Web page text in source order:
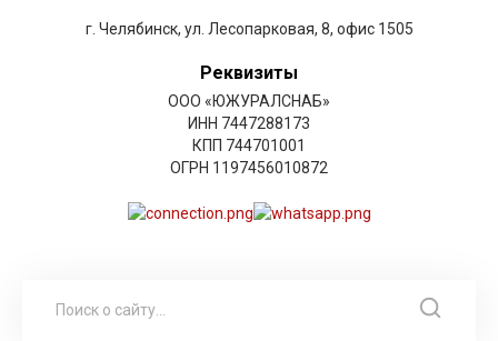
г. Челябинск, ул. Лесопарковая, 8, офис 1505
Реквизиты
ООО «ЮЖУРАЛСНАБ»
ИНН 7447288173
КПП 744701001
ОГРН 1197456010872